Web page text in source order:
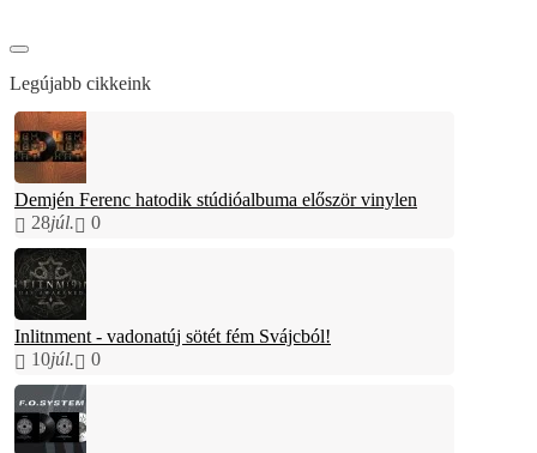
Legújabb cikkeink
Demjén Ferenc hatodik stúdióalbuma először vinylen
28júl. 0
Inlitnment - vadonatúj sötét fém Svájcból!
10júl. 0